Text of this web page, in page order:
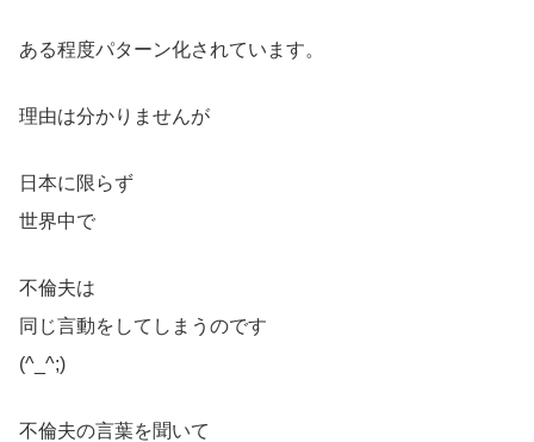
ある程度パターン化されています。
理由は分かりませんが
日本に限らず
世界中で
不倫夫は
同じ言動をしてしまうのです
(^_^;)
不倫夫の言葉を聞いて